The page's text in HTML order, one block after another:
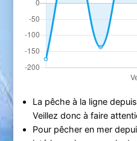
La pêche à la ligne depuis
Veillez donc à faire
Pour pêcher en mer